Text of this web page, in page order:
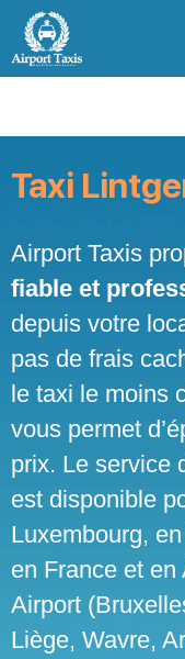
content
Taxi
Airport Taxis
fiable et
depuis votre
pas de frais
le taxi le moins
vous permet
prix. Le service
est disponible
Luxembourg,
en France et
Airport
Liège, Wavre,